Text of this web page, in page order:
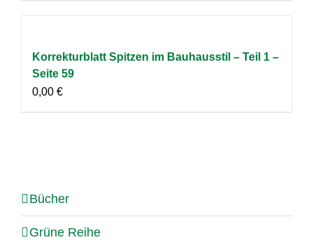
Korrekturblatt Spitzen im Bauhausstil – Teil 1 –
Seite 59
0,00 €
Bücher
Grüne Reihe